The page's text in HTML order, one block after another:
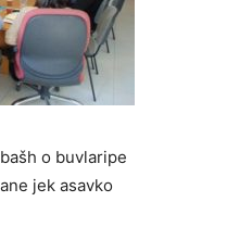
o buvlaripe
jek asavko